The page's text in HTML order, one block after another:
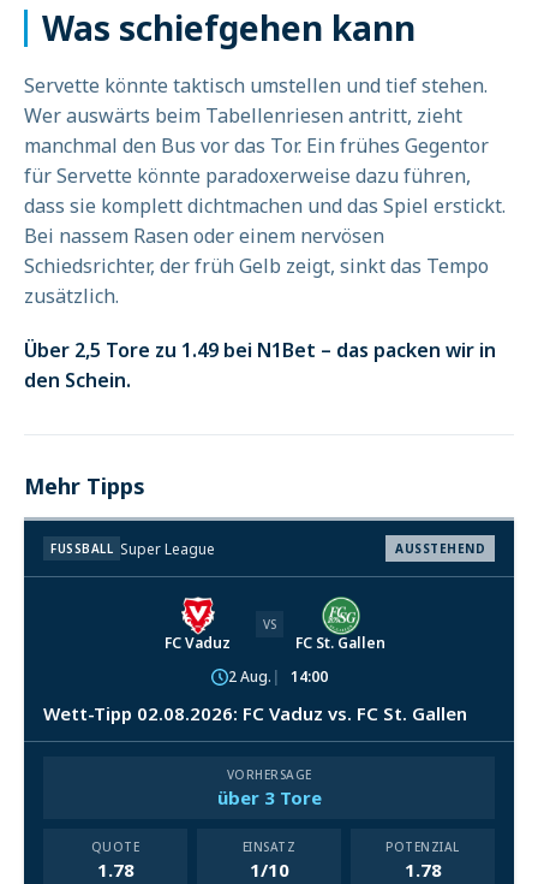
Was schiefgehen kann
Servette könnte taktisch umstellen und tief stehen.
Wer auswärts beim Tabellenriesen antritt, zieht
manchmal den Bus vor das Tor. Ein frühes Gegentor
für Servette könnte paradoxerweise dazu führen,
dass sie komplett dichtmachen und das Spiel erstickt.
Bei nassem Rasen oder einem nervösen
Schiedsrichter, der früh Gelb zeigt, sinkt das Tempo
zusätzlich.
Über 2,5 Tore zu 1.49 bei N1Bet – das packen wir in
den Schein.
Mehr Tipps
FUSSBALL Super League AUSSTEHEND
FC Vaduz
VS
FC St. Gallen
2 Aug.
14:00
Wett-Tipp 02.08.2026: FC Vaduz vs. FC St. Gallen
VORHERSAGE
über 3 Tore
QUOTE
1.78
EINSATZ
1/10
POTENZIAL
1.78